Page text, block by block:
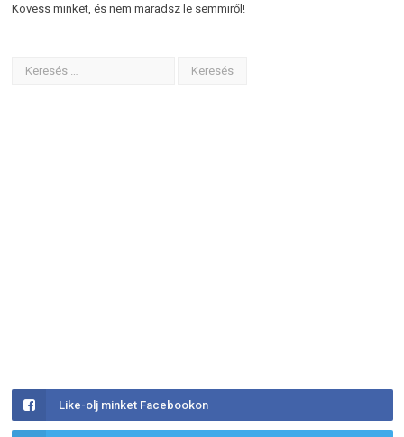
Kövess minket, és nem maradsz le semmiről!
Like-olj minket Facebookon